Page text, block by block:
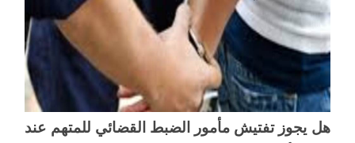
هل يجوز تفتيش مأمور الضبط القضائي للمتهم عند